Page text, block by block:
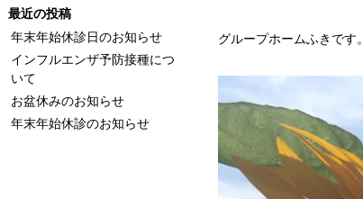
グループホームふきです。
最近の投稿
年末年始休診日のお知らせ
インフルエンザ予防接種につ
いて
お盆休みのお知らせ
年末年始休診のお知らせ
アクセス